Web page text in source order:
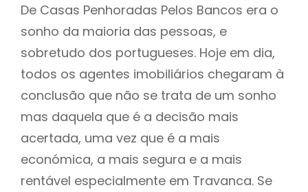
De Casas Penhoradas Pelos Bancos era o
sonho da maioria das pessoas, e
sobretudo dos portugueses. Hoje em dia,
todos os agentes imobiliários chegaram à
conclusão que não se trata de um sonho
mas daquela que é a decisão mais
acertada, uma vez que é a mais
económica, a mais segura e a mais
rentável especialmente em Travanca. Se